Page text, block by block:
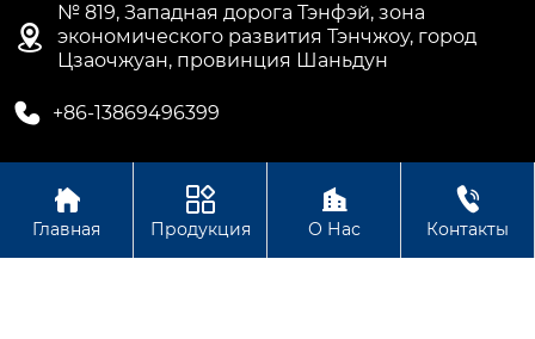

№ 819, Западная дорога Тэнфэй, зона
экономического развития Тэнчжоу, город
Цзаочжуан, провинция Шаньдун
 +86-13869496399
Авторское право © ООО Шаньдун Синьцзя Тяжелой
Промышленности Технология

Главная

Продукция

О Нас

Контакты